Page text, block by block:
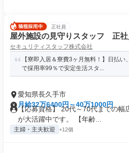
正社員
屋外施設の見守りスタッフ 正社
セキュリティスタッフ株式会社
【寮即入居＆寮費3ヶ月無料！】日払
で採用率99％で安定生活スタ...
愛知県長久手市
月給32万6400円～40万1000円
【応募資格】 20代～70代までの幅
が大活躍中です。 【年齢...
主婦・主夫歓迎 +12個